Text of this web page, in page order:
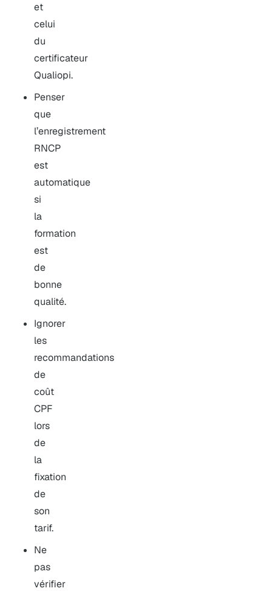
et
celui
du
certificateur
Qualiopi.
Penser
que
l’enregistrement
RNCP
est
automatique
si
la
formation
est
de
bonne
qualité.
Ignorer
les
recommandations
de
coût
CPF
lors
de
la
fixation
de
son
tarif.
Ne
pas
vérifier